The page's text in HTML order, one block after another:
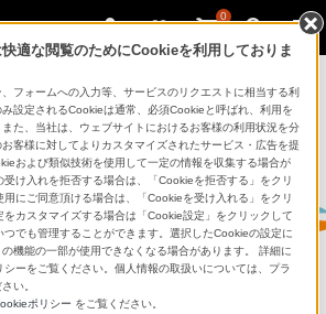
0
ョンキャプチャー mocopi（モコピ）
mocopi」をバージョン
適な閲覧のためにCookieを利用しておりま
フォームへの入力等、サービスのリクエストに相当する利
設定されるCookieは通常、必須Cookieと呼ばれ、利用を
た、当社は、ウェブサイトにおけるお客様の利用状況を分
客様に対してよりカスタマイズされたサービス・広告を提
および類似技術を使用して一定の情報を収集する場合が
け入れを拒否する場合は、「Cookieを拒否する」をクリ
にご同意頂ける場合は、「Cookieを受け入れる」をクリ
カスタマイズする場合は「Cookie設定」をクリックして
つでも管理することができます。選択したCookieの設定に
機能の一部が使用できなくなる場合があります。 詳細に
ーをご覧ください。個人情報の取扱いについては、プラ
い。
ポリシー をご覧ください。